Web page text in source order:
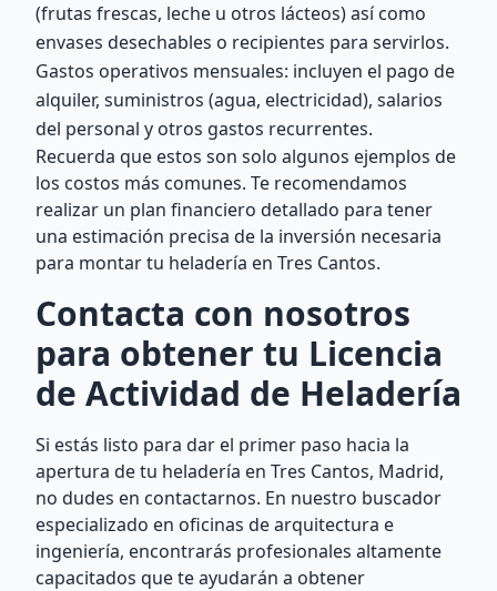
(frutas frescas, leche u otros lácteos) así como
envases desechables o recipientes para servirlos.
Gastos operativos mensuales: incluyen el pago de
alquiler, suministros (agua, electricidad), salarios
del personal y otros gastos recurrentes.
Recuerda que estos son solo algunos ejemplos de
los costos más comunes. Te recomendamos
realizar un plan financiero detallado para tener
una estimación precisa de la inversión necesaria
para montar tu heladería en Tres Cantos.
Contacta con nosotros
para obtener tu Licencia
de Actividad de Heladería
Si estás listo para dar el primer paso hacia la
apertura de tu heladería en Tres Cantos, Madrid,
no dudes en contactarnos. En nuestro buscador
especializado en oficinas de arquitectura e
ingeniería, encontrarás profesionales altamente
capacitados que te ayudarán a obtener